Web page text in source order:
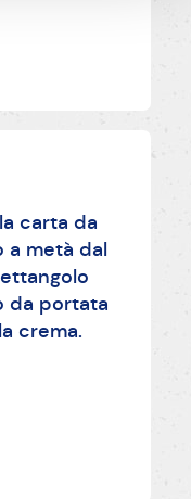
carta da
a metà dal
da portata
crema.